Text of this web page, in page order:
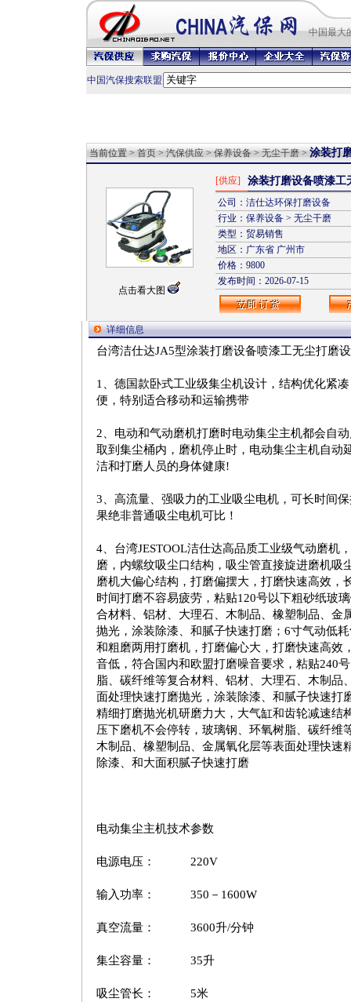
中国最大
中国汽保搜索联盟
当前位置 > 首页 > 汽保供应 > 保养设备 > 无尘干磨 > 涂装打
点击看大图
[供应] 涂装打磨设备喷漆工
公司： 洁仕达环保打磨设备
行业： 保养设备 > 无尘干磨
类型：贸易销售
地区： 广东省 广州市
价格：9800
发布时间：2026-07-15
详细信息
台湾洁仕达JA5型涂装打磨设备喷漆工无尘打磨
1、德国款卧式工业级集尘机设计，结构优化紧
便，特别适合移动和运输携带
2、电动和气动磨机打磨时电动集尘主机都会自
取到集尘桶内，磨机停止时，电动集尘主机自动
洁和打磨人员的身体健康!
3、高流量、强吸力的工业吸尘电机，可长时间
果绝非普通吸尘电机可比！
4、台湾JESTOOL洁仕达高品质工业级气动磨机
磨，内螺纹吸尘口结构，吸尘管直接旋进磨机吸
磨机大偏心结构，打磨偏摆大，打磨快速高效，
时间打磨不容易疲劳，粘贴120号以下粗砂纸玻
合材料、铝材、大理石、木制品、橡塑制品、金
抛光，涂装除漆、和腻子快速打磨；6寸气动低
和粗磨两用打磨机，打磨偏心大，打磨快速高效
音低，符合国内和欧盟打磨噪音要求，粘贴240
脂、碳纤维等复合材料、铝材、大理石、木制品
面处理快速打磨抛光，涂装除漆、和腻子快速打
精细打磨抛光机研磨力大，大气缸和齿轮减速结
压下磨机不会停转，玻璃钢、环氧树脂、碳纤维
木制品、橡塑制品、金属氧化层等表面处理快速
除漆、和大面积腻子快速打磨
电动集尘主机技术参数
电源电压： 220V
输入功率： 350－1600W
真空流量： 3600升/分钟
集尘容量： 35升
吸尘管长： 5米